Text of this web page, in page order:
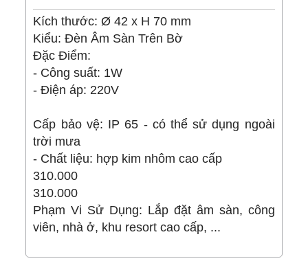
Kích thước: Ø 42 x H 70 mm
Kiểu: Đèn Âm Sàn Trên Bờ
Đặc Điểm:
- Công suất: 1W
- Điện áp: 220V
Cấp bảo vệ: IP 65 - có thể sử dụng ngoài
trời mưa
- Chất liệu: hợp kim nhôm cao cấp
310.000
310.000
Phạm Vi Sử Dụng: Lắp đặt âm sàn, công
viên, nhà ở, khu resort cao cấp, ...